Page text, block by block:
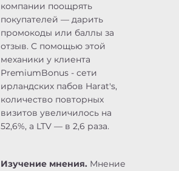
компании поощрять
покупателей — дарить
промокоды или баллы за
отзыв. С помощью этой
механики у клиента
PremiumBonus - сети
ирландских пабов Harat's,
количество повторных
визитов увеличилось на
52,6%, а LTV — в 2,6 раза.
Изучение мнения. Мнение